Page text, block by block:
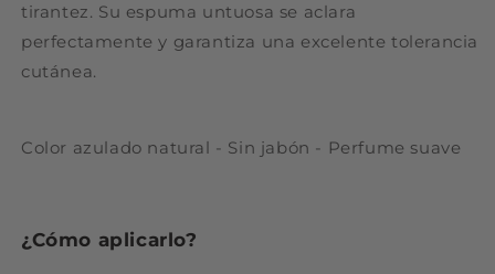
tirantez. Su espuma untuosa se aclara
perfectamente y garantiza una excelente tolerancia
cutánea.
Color azulado natural - Sin jabón - Perfume suave
¿Cómo aplicarlo?